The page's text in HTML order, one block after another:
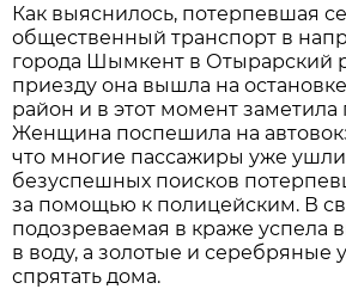
Как выяснилось, потерпевшая
общественный транспорт в
города Шымкент в Отырарский
приезду она вышла на
район и в этот момент
Женщина поспешила на
что многие пассажиры уже
безуспешных поисков
за помощью к полицейским. В
подозреваемая в краже успела
в воду, а золотые и серебряные
спрятать дома.